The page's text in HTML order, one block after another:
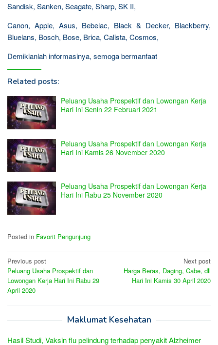
Sandisk, Sanken, Seagate, Sharp, SK II,
Canon, Apple, Asus, Bebelac, Black & Decker, Blackberry,
Bluelans, Bosch, Bose, Brica, Calista, Cosmos,
Demikianlah informasinya, semoga bermanfaat
Related posts:
Peluang Usaha Prospektif dan Lowongan Kerja
Hari Ini Senin 22 Februari 2021
Peluang Usaha Prospektif dan Lowongan Kerja
Hari Ini Kamis 26 November 2020
Peluang Usaha Prospektif dan Lowongan Kerja
Hari Ini Rabu 25 November 2020
Posted in Favorit Pengunjung
Post
navigation
Previous post
Peluang Usaha Prospektif dan
Lowongan Kerja Hari Ini Rabu 29
April 2020
Next post
Harga Beras, Daging, Cabe, dll
Hari Ini Kamis 30 April 2020
Maklumat Kesehatan
Hasil Studi, Vaksin flu pelindung terhadap penyakit Alzheimer